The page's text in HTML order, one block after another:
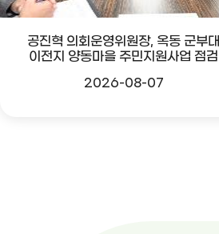
공진혁 의회운영위원장, 옥동 군부대
이전지 양동마을 주민지원사업 점검
2026-08-07